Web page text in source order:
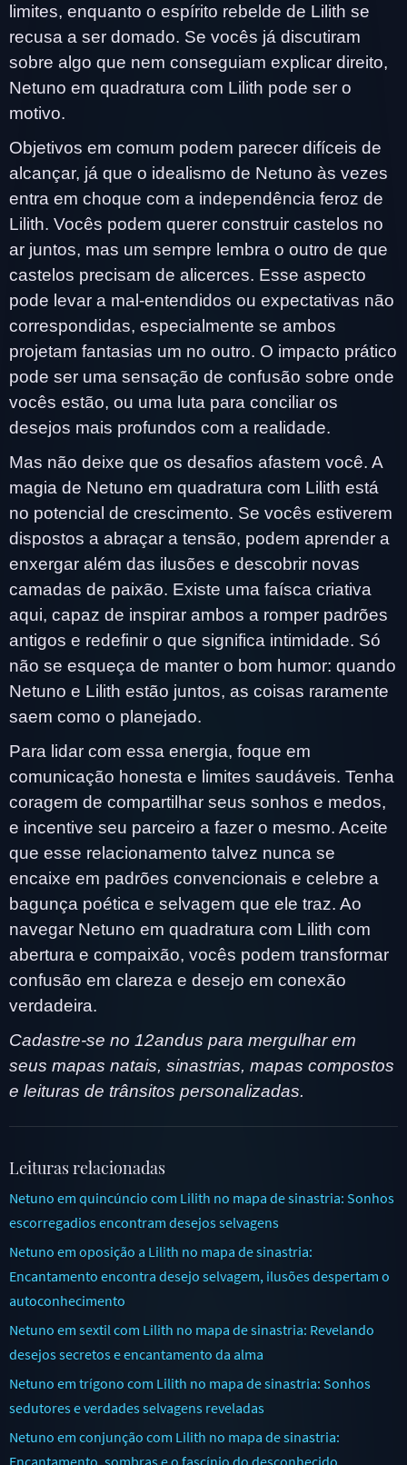
limites, enquanto o espírito rebelde de Lilith se
recusa a ser domado. Se vocês já discutiram
sobre algo que nem conseguiam explicar direito,
Netuno em quadratura com Lilith pode ser o
motivo.
Objetivos em comum podem parecer difíceis de
alcançar, já que o idealismo de Netuno às vezes
entra em choque com a independência feroz de
Lilith. Vocês podem querer construir castelos no
ar juntos, mas um sempre lembra o outro de que
castelos precisam de alicerces. Esse aspecto
pode levar a mal-entendidos ou expectativas não
correspondidas, especialmente se ambos
projetam fantasias um no outro. O impacto prático
pode ser uma sensação de confusão sobre onde
vocês estão, ou uma luta para conciliar os
desejos mais profundos com a realidade.
Mas não deixe que os desafios afastem você. A
magia de Netuno em quadratura com Lilith está
no potencial de crescimento. Se vocês estiverem
dispostos a abraçar a tensão, podem aprender a
enxergar além das ilusões e descobrir novas
camadas de paixão. Existe uma faísca criativa
aqui, capaz de inspirar ambos a romper padrões
antigos e redefinir o que significa intimidade. Só
não se esqueça de manter o bom humor: quando
Netuno e Lilith estão juntos, as coisas raramente
saem como o planejado.
Para lidar com essa energia, foque em
comunicação honesta e limites saudáveis. Tenha
coragem de compartilhar seus sonhos e medos,
e incentive seu parceiro a fazer o mesmo. Aceite
que esse relacionamento talvez nunca se
encaixe em padrões convencionais e celebre a
bagunça poética e selvagem que ele traz. Ao
navegar Netuno em quadratura com Lilith com
abertura e compaixão, vocês podem transformar
confusão em clareza e desejo em conexão
verdadeira.
Cadastre-se no 12andus para mergulhar em
seus mapas natais, sinastrias, mapas compostos
e leituras de trânsitos personalizadas.
Leituras relacionadas
Netuno em quincúncio com Lilith no mapa de sinastria: Sonhos
escorregadios encontram desejos selvagens
Netuno em oposição a Lilith no mapa de sinastria:
Encantamento encontra desejo selvagem, ilusões despertam o
autoconhecimento
Netuno em sextil com Lilith no mapa de sinastria: Revelando
desejos secretos e encantamento da alma
Netuno em trígono com Lilith no mapa de sinastria: Sonhos
sedutores e verdades selvagens reveladas
Netuno em conjunção com Lilith no mapa de sinastria:
Encantamento, sombras e o fascínio do desconhecido